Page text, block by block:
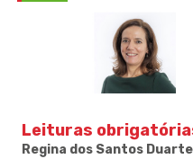
Leituras
Regina dos Santos Duarte